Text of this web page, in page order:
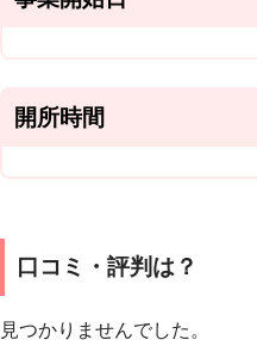
開所時間
口コミ・評判は？
見つかりませんでした。